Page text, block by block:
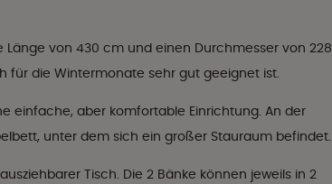
von 430 cm und einen Durchmesser von 228
für die Wintermonate sehr gut geeignet ist.
einfache, aber komfortable Einrichtung. An der
unter dem sich ein großer Stauraum befindet.
Tisch. Die 2 Bänke können jeweils in 2